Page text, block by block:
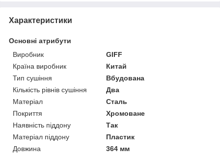
Характеристики
Основні атрибути
Виробник
GIFF
Країна виробник
Китай
Тип сушіння
Вбудована
Кількість рівнів сушіння
Два
Матеріал
Сталь
Покриття
Хромоване
Наявність піддону
Так
Матеріал піддону
Пластик
Довжина
364 мм